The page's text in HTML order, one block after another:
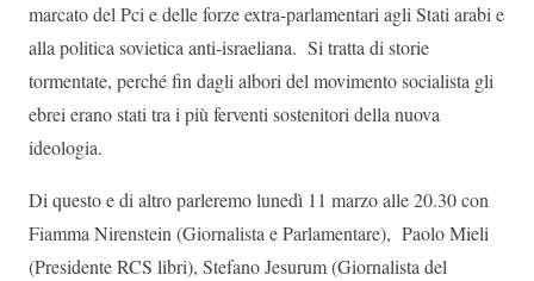
marcato del Pci e delle forze extra-parlamentari agli Stati arabi e
alla politica sovietica anti-israeliana. Si tratta di storie
tormentate, perché fin dagli albori del movimento socialista gli
ebrei erano stati tra i più ferventi sostenitori della nuova
ideologia.
Di questo e di altro parleremo lunedì 11 marzo alle 20.30 con
Fiamma Nirenstein (Giornalista e Parlamentare), Paolo Mieli
(Presidente RCS libri), Stefano Jesurum (Giornalista del